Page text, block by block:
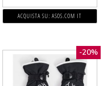
ACQUISTA SU: ASOS.COM IT
-20%